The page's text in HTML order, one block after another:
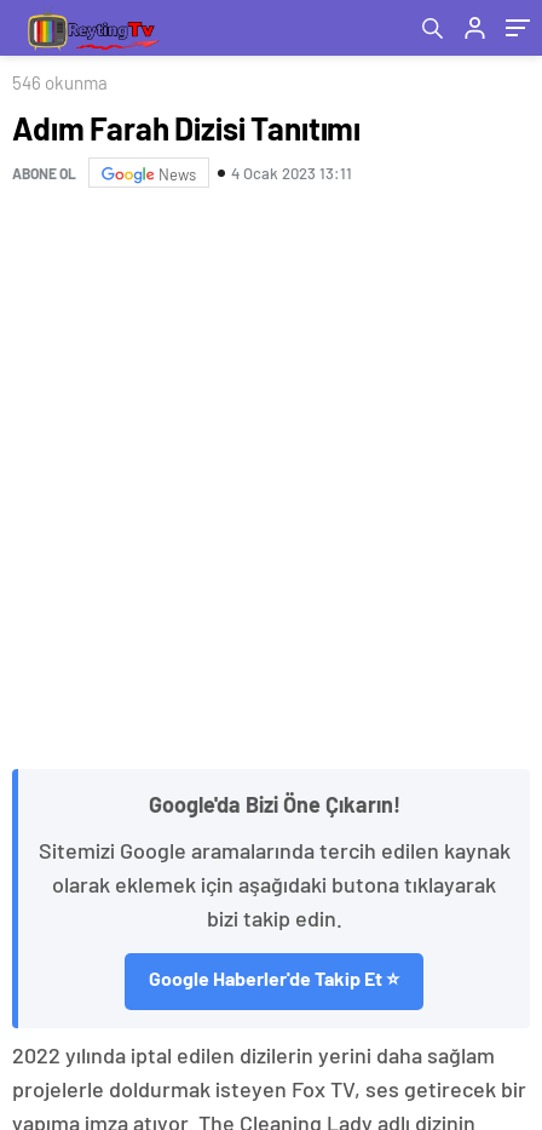
546 okunma
Adım Farah Dizisi Tanıtımı
ABONE OL News 4 Ocak 2023 13:11
Google'da Bizi Öne Çıkarın!
Sitemizi Google aramalarında tercih edilen kaynak
olarak eklemek için aşağıdaki butona tıklayarak
bizi takip edin.
Google Haberler'de Takip Et ⭐
2022 yılında iptal edilen dizilerin yerini daha sağlam
projelerle doldurmak isteyen Fox TV, ses getirecek bir
yapıma imza atıyor. The Cleaning Lady adlı dizinin